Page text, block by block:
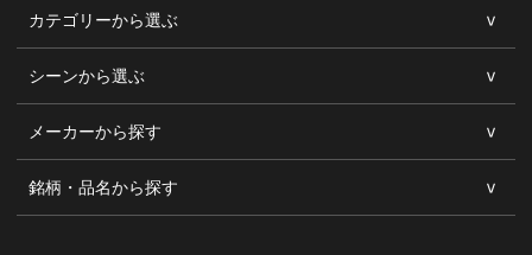
カテゴリーから選ぶ
シーンから選ぶ
メーカーから探す
銘柄・品名から探す